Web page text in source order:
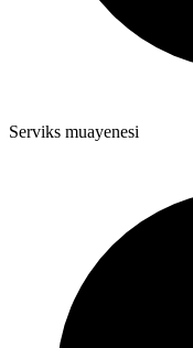
Serviks muayenesi